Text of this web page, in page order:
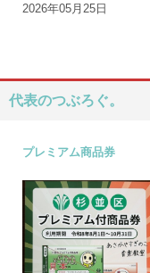
2026年05月25日
代表のつぶろぐ。
プレミアム商品券